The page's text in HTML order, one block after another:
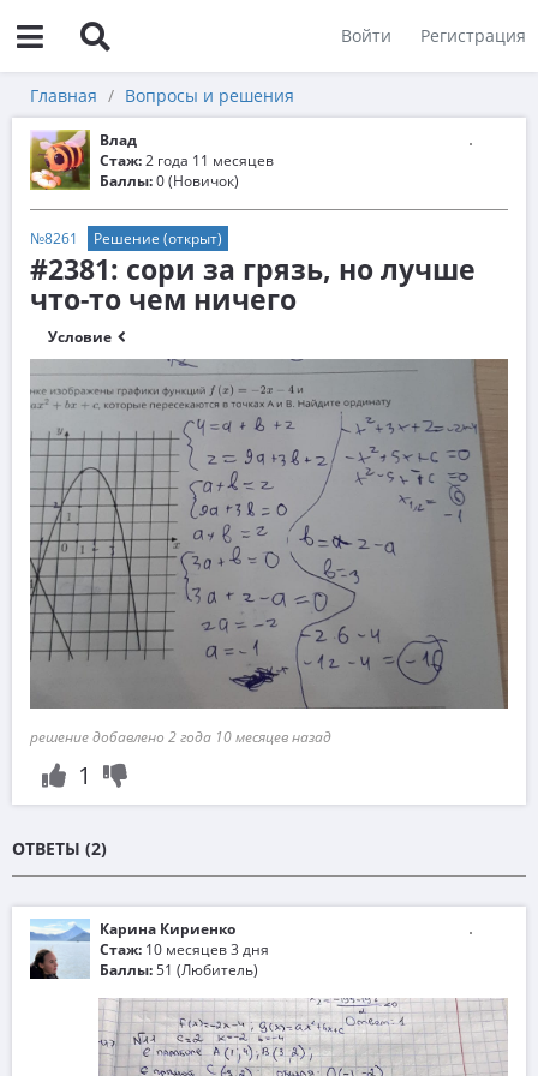
Войти Регистрация
Главная Вопросы и решения
Влад
Стаж:2 года 11 месяцев
Баллы:0 (Новичок)
№8261 Решение (открыт)
#2381: сори за грязь, но лучше
что-то чем ничего
Условие
решение добавлено 2 года 10 месяцев назад
1
ОТВЕТЫ (2)
Карина Кириенко
Стаж: 10 месяцев 3 дня
Баллы:51 (Любитель)